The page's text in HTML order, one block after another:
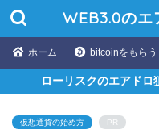
WEB3.0のエ
ホーム bitcoinをもらう
ローリスクのエアドロ
仮想通貨の始め方 PR